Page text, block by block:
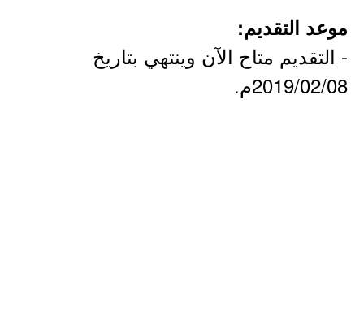
موعد التقديم:
- التقديم متاح الآن وينتهي بتاريخ
2019/02/08م.